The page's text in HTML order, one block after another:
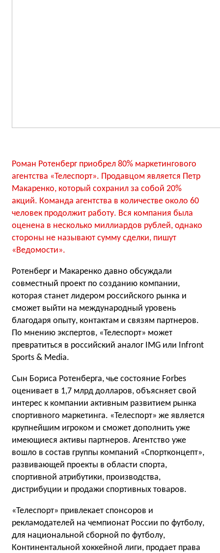
Роман Ротенберг приобрел 80% маркетингового
агентства «Телеспорт». Продавцом является Петр
Макаренко, который сохранил за собой 20%
акций. Команда агентства в количестве около 60
человек продолжит работу. Вся компания была
оценена в несколько миллиардов рублей, однако
стороны не называют сумму сделки, пишут
«Ведомости».
Ротенберг и Макаренко давно обсуждали
совместный проект по созданию компании,
которая станет лидером российского рынка и
сможет выйти на международный уровень
благодаря опыту, контактам и связям партнеров.
По мнению экспертов, «Телеспорт» может
превратиться в российский аналог IMG или Infront
Sports & Media.
Сын Бориса Ротенберга, чье состояние Forbes
оценивает в 1,7 млрд долларов, объясняет свой
интерес к компании активным развитием рынка
спортивного маркетинга. «Телеспорт» же является
крупнейшим игроком и сможет дополнить уже
имеющиеся активы партнеров. Агентство уже
вошло в состав группы компаний «Спортконцепт»,
развивающей проекты в области спорта,
спортивной атрибутики, производства,
дистрибуции и продажи спортивных товаров.
«Телеспорт» привлекает спонсоров и
рекламодателей на чемпионат России по футболу,
для национальной сборной по футболу,
Континентальной хоккейной лиги, продает права